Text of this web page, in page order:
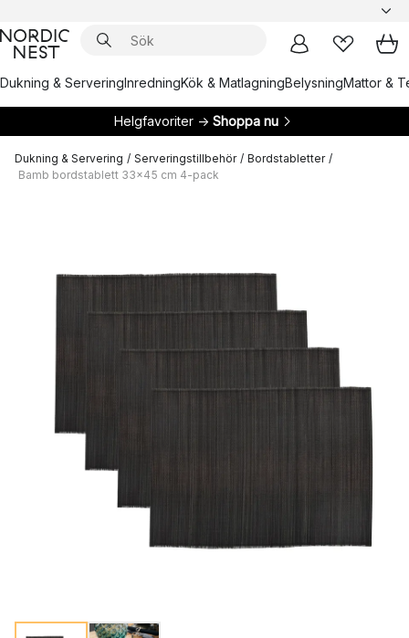
Dukning & ServeringInredningKök & MatlagningBelysningMattor &
Helgfavoriter → Shoppa nu
Dukning & Servering / Serveringstillbehör / Bordstabletter /
Bamb bordstablett 33x45 cm 4-pack